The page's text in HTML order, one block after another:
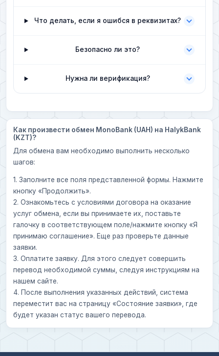
Что делать, если я ошибся в реквизитах?
Безопасно ли это?
Нужна ли верификация?
Как произвести обмен MonoBank (UAH) на HalykBank
(KZT)?
Для обмена вам необходимо выполнить несколько
шагов:
1. Заполните все поля представленной формы. Нажмите
кнопку «Продолжить».
2. Ознакомьтесь с условиями договора на оказание
услуг обмена, если вы принимаете их, поставьте
галочку в соответствующем поле/нажмите кнопку «Я
принимаю соглашение». Еще раз проверьте данные
заявки.
3. Оплатите заявку. Для этого следует совершить
перевод необходимой суммы, следуя инструкциям на
нашем сайте.
4. После выполнения указанных действий, система
переместит вас на страницу «Состояние заявки», где
будет указан статус вашего перевода.